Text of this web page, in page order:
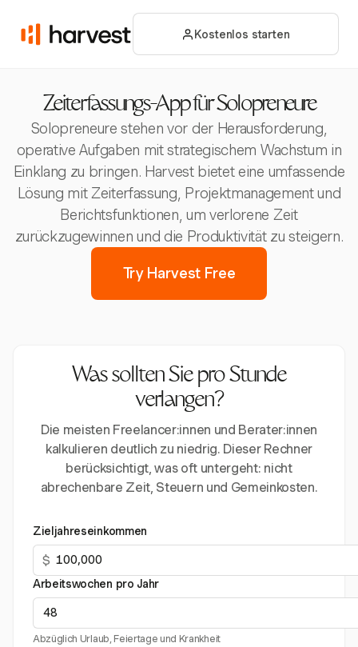
Kostenlos starten
Zeiterfassungs-App für Solopreneure
Solopreneure stehen vor der Herausforderung,
operative Aufgaben mit strategischem Wachstum in
Einklang zu bringen. Harvest bietet eine umfassende
Lösung mit Zeiterfassung, Projektmanagement und
Berichtsfunktionen, um verlorene Zeit
zurückzugewinnen und die Produktivität zu steigern.
Try Harvest Free
Was sollten Sie pro Stunde
verlangen?
Die meisten Freelancer:innen und Berater:innen
kalkulieren deutlich zu niedrig. Dieser Rechner
berücksichtigt, was oft untergeht: nicht
abrechenbare Zeit, Steuern und Gemeinkosten.
Zieljahreseinkommen
$
Arbeitswochen pro Jahr
Abzüglich Urlaub, Feiertage und Krankheit